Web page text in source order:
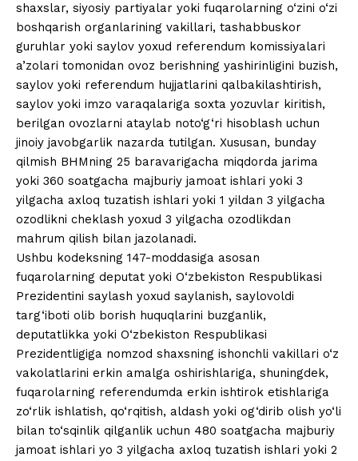
shaxslar, siyosiy partiyalar yoki fuqarolarning o‘zini o‘zi
boshqarish organlarining va­killari, tashabbuskor
guruhlar yoki saylov yoxud referendum komissiyalari
a’zolari tomonidan ovoz berishning yashirinligini buzish,
saylov yoki referendum hujjatlarini qalbakilashtirish,
saylov yoki imzo varaqalariga soxta yozuvlar kiritish,
berilgan ovozlarni ataylab noto‘g‘ri hisoblash uchun
jinoiy javobgarlik nazarda tutilgan. Xususan, bunday
qilmish BHMning 25 baravarigacha miqdorda jarima
yoki 360 soatgacha majburiy jamoat ishlari yoki 3
yilgacha axloq tuzatish ishlari yoki 1 yildan 3 yilgacha
ozodlikni cheklash yoxud 3 yilgacha ozodlikdan
mahrum qilish bilan jazolanadi.
Ushbu kodeksning 147-moddasiga asosan
fuqarolarning deputat yoki O‘zbekiston Respublikasi
Prezidentini saylash yoxud saylanish, saylovoldi
targ‘iboti olib borish huquqlarini buzganlik,
deputatlikka yoki O‘zbekiston Respublikasi
Prezidentligiga nomzod shaxsning ishonchli vakillari o‘z
vakolatlarini erkin amalga oshirishlariga, shuningdek,
fuqarolarning referendumda erkin ishtirok etishlariga
zo‘rlik ishlatish, qo‘rqitish, aldash yoki og‘dirib olish yo‘li
bilan to‘sqinlik qilganlik uchun 480 soatgacha majburiy
jamoat ishlari yo 3 yilgacha axloq tuzatish ishlari yoki 2